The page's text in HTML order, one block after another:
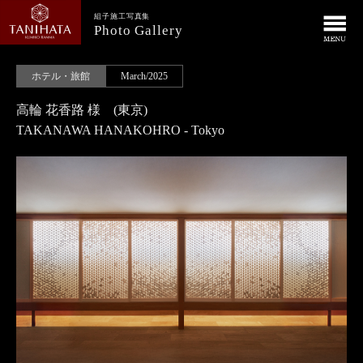
組子施工写真集
Photo Gallery
ホテル・旅館 March/2025
高輪 花香路 様 (東京)
TAKANAWA HANAKOHRO - Tokyo